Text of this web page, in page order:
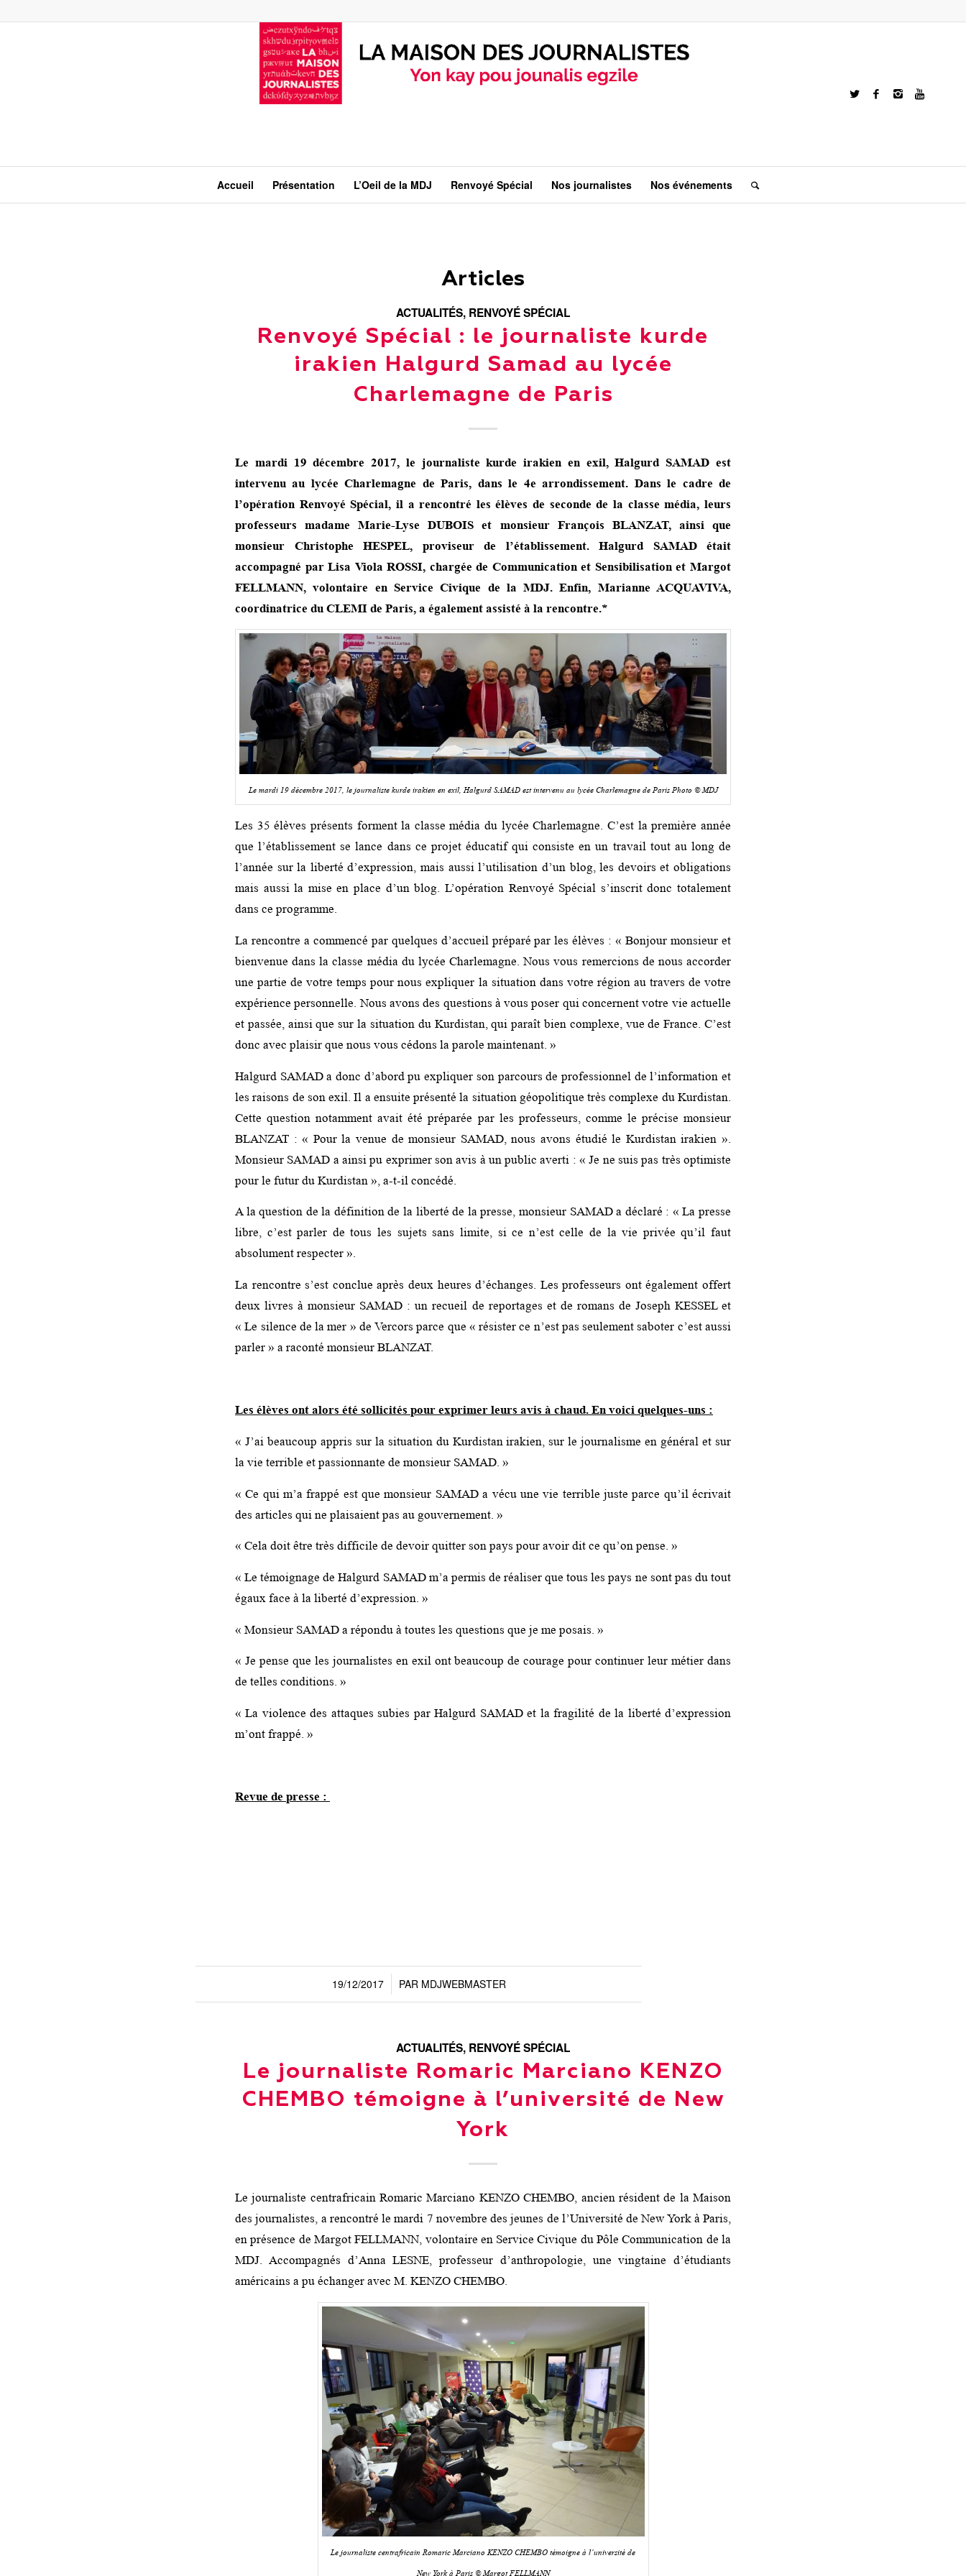
Accueil Présentation L’Oeil de la MDJ Renvoyé Spécial Nos journalistes Nos événements
Articles
ACTUALITÉS, RENVOYÉ SPÉCIAL
Renvoyé Spécial : le journaliste kurde
irakien Halgurd Samad au lycée
Charlemagne de Paris
Le mardi 19 décembre 2017, le journaliste kurde irakien en exil, Halgurd SAMAD est
intervenu au lycée Charlemagne de Paris, dans le 4e arrondissement. Dans le cadre de
l’opération Renvoyé Spécial, il a rencontré les élèves de seconde de la classe média, leurs
professeurs madame Marie-Lyse DUBOIS et monsieur François BLANZAT, ainsi que
monsieur Christophe HESPEL, proviseur de l’établissement. Halgurd SAMAD était
accompagné par Lisa Viola ROSSI, chargée de Communication et Sensibilisation et Margot
FELLMANN, volontaire en Service Civique de la MDJ. Enfin, Marianne ACQUAVIVA,
coordinatrice du CLEMI de Paris, a également assisté à la rencontre.*
Le mardi 19 décembre 2017, le journaliste kurde irakien en exil, Halgurd SAMAD est intervenu au lycée Charlemagne de Paris Photo © MDJ
Les 35 élèves présents forment la classe média du lycée Charlemagne. C’est la première année
que l’établissement se lance dans ce projet éducatif qui consiste en un travail tout au long de
l’année sur la liberté d’expression, mais aussi l’utilisation d’un blog, les devoirs et obligations
mais aussi la mise en place d’un blog. L’opération Renvoyé Spécial s’inscrit donc totalement
dans ce programme.
La rencontre a commencé par quelques d’accueil préparé par les élèves : « Bonjour monsieur et
bienvenue dans la classe média du lycée Charlemagne. Nous vous remercions de nous accorder
une partie de votre temps pour nous expliquer la situation dans votre région au travers de votre
expérience personnelle. Nous avons des questions à vous poser qui concernent votre vie actuelle
et passée, ainsi que sur la situation du Kurdistan, qui paraît bien complexe, vue de France. C’est
donc avec plaisir que nous vous cédons la parole maintenant. »
Halgurd SAMAD a donc d’abord pu expliquer son parcours de professionnel de l’information et
les raisons de son exil. Il a ensuite présenté la situation géopolitique très complexe du Kurdistan.
Cette question notamment avait été préparée par les professeurs, comme le précise monsieur
BLANZAT : « Pour la venue de monsieur SAMAD, nous avons étudié le Kurdistan irakien ».
Monsieur SAMAD a ainsi pu exprimer son avis à un public averti : « Je ne suis pas très optimiste
pour le futur du Kurdistan », a-t-il concédé.
A la question de la définition de la liberté de la presse, monsieur SAMAD a déclaré : « La presse
libre, c’est parler de tous les sujets sans limite, si ce n’est celle de la vie privée qu’il faut
absolument respecter ».
La rencontre s’est conclue après deux heures d’échanges. Les professeurs ont également offert
deux livres à monsieur SAMAD : un recueil de reportages et de romans de Joseph KESSEL et
« Le silence de la mer » de Vercors parce que « résister ce n’est pas seulement saboter c’est aussi
parler » a raconté monsieur BLANZAT.
Les élèves ont alors été sollicités pour exprimer leurs avis à chaud. En voici quelques-uns :
« J’ai beaucoup appris sur la situation du Kurdistan irakien, sur le journalisme en général et sur
la vie terrible et passionnante de monsieur SAMAD. »
« Ce qui m’a frappé est que monsieur SAMAD a vécu une vie terrible juste parce qu’il écrivait
des articles qui ne plaisaient pas au gouvernement. »
« Cela doit être très difficile de devoir quitter son pays pour avoir dit ce qu’on pense. »
« Le témoignage de Halgurd SAMAD m’a permis de réaliser que tous les pays ne sont pas du tout
égaux face à la liberté d’expression. »
« Monsieur SAMAD a répondu à toutes les questions que je me posais. »
« Je pense que les journalistes en exil ont beaucoup de courage pour continuer leur métier dans
de telles conditions. »
« La violence des attaques subies par Halgurd SAMAD et la fragilité de la liberté d’expression
m’ont frappé. »
Revue de presse :
19/12/2017
/ PAR MDJWEBMASTER
ACTUALITÉS, RENVOYÉ SPÉCIAL
Le journaliste Romaric Marciano KENZO
CHEMBO témoigne à l’université de New
York
Le journaliste centrafricain Romaric Marciano KENZO CHEMBO, ancien résident de la Maison
des journalistes, a rencontré le mardi 7 novembre des jeunes de l’Université de New York à Paris,
en présence de Margot FELLMANN, volontaire en Service Civique du Pôle Communication de la
MDJ. Accompagnés d’Anna LESNE, professeur d’anthropologie, une vingtaine d’étudiants
américains a pu échanger avec M. KENZO CHEMBO.
Le journaliste centrafricain Romaric Marciano KENZO CHEMBO témoigne à l’université de
New York à Paris © Margot FELLMANN